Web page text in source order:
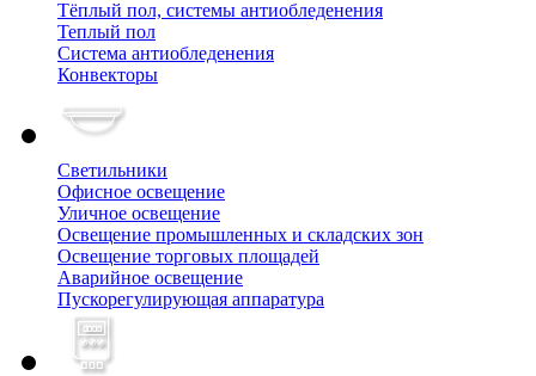
Тёплый пол, cистемы антиобледенения
Теплый пол
Система антиобледенения
Конвекторы
Светильники
Офисное освещение
Уличное освещение
Освещение промышленных и складских зон
Освещение торговых площадей
Аварийное освещение
Пускорегулирующая аппаратура